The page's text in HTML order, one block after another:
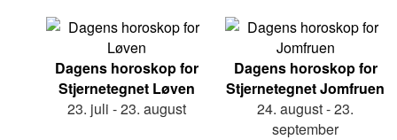
Dagens horoskop for
Stjernetegnet Løven
23. juli - 23. august
Dagens horoskop for
Stjernetegnet Jomfruen
24. august - 23.
september